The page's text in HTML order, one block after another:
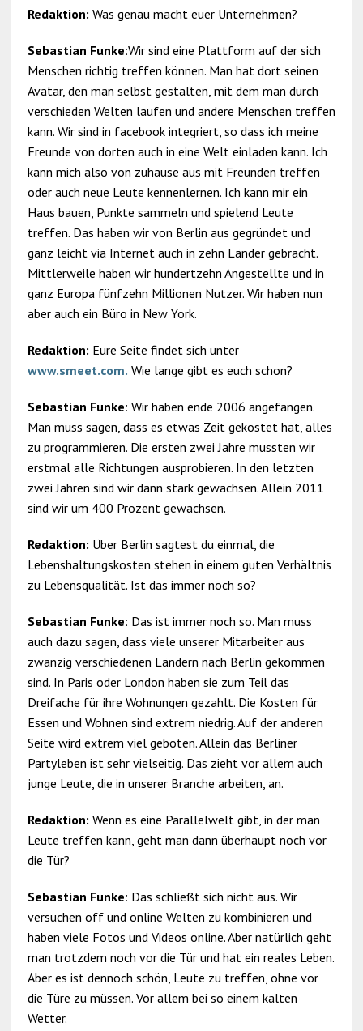
Redaktion: Was genau macht euer Unternehmen?
Sebastian Funke:Wir sind eine Plattform auf der sich
Menschen richtig treffen können. Man hat dort seinen
Avatar, den man selbst gestalten, mit dem man durch
verschieden Welten laufen und andere Menschen treffen
kann. Wir sind in facebook integriert, so dass ich meine
Freunde von dorten auch in eine Welt einladen kann. Ich
kann mich also von zuhause aus mit Freunden treffen
oder auch neue Leute kennenlernen. Ich kann mir ein
Haus bauen, Punkte sammeln und spielend Leute
treffen. Das haben wir von Berlin aus gegründet und
ganz leicht via Internet auch in zehn Länder gebracht.
Mittlerweile haben wir hundertzehn Angestellte und in
ganz Europa fünfzehn Millionen Nutzer. Wir haben nun
aber auch ein Büro in New York.
Redaktion: Eure Seite findet sich unter
www.smeet.com. Wie lange gibt es euch schon?
Sebastian Funke: Wir haben ende 2006 angefangen.
Man muss sagen, dass es etwas Zeit gekostet hat, alles
zu programmieren. Die ersten zwei Jahre mussten wir
erstmal alle Richtungen ausprobieren. In den letzten
zwei Jahren sind wir dann stark gewachsen. Allein 2011
sind wir um 400 Prozent gewachsen.
Redaktion: Über Berlin sagtest du einmal, die
Lebenshaltungskosten stehen in einem guten Verhältnis
zu Lebensqualität. Ist das immer noch so?
Sebastian Funke: Das ist immer noch so. Man muss
auch dazu sagen, dass viele unserer Mitarbeiter aus
zwanzig verschiedenen Ländern nach Berlin gekommen
sind. In Paris oder London haben sie zum Teil das
Dreifache für ihre Wohnungen gezahlt. Die Kosten für
Essen und Wohnen sind extrem niedrig. Auf der anderen
Seite wird extrem viel geboten. Allein das Berliner
Partyleben ist sehr vielseitig. Das zieht vor allem auch
junge Leute, die in unserer Branche arbeiten, an.
Redaktion: Wenn es eine Parallelwelt gibt, in der man
Leute treffen kann, geht man dann überhaupt noch vor
die Tür?
Sebastian Funke: Das schließt sich nicht aus. Wir
versuchen off und online Welten zu kombinieren und
haben viele Fotos und Videos online. Aber natürlich geht
man trotzdem noch vor die Tür und hat ein reales Leben.
Aber es ist dennoch schön, Leute zu treffen, ohne vor
die Türe zu müssen. Vor allem bei so einem kalten
Wetter.